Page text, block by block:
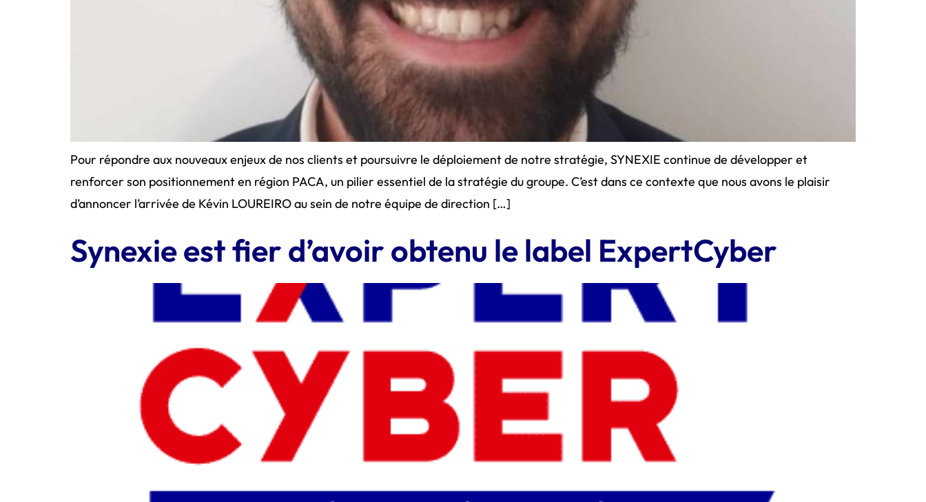
Pour répondre aux nouveaux enjeux de nos clients et poursuivre le déploiement de notre stratégie, SYNEXIE continue de développer et
renforcer son positionnement en région PACA, un pilier essentiel de la stratégie du groupe. C’est dans ce contexte que nous avons le plaisir
d’annoncer l’arrivée de Kévin LOUREIRO au sein de notre équipe de direction […]
Synexie est fier d’avoir obtenu le label ExpertCyber